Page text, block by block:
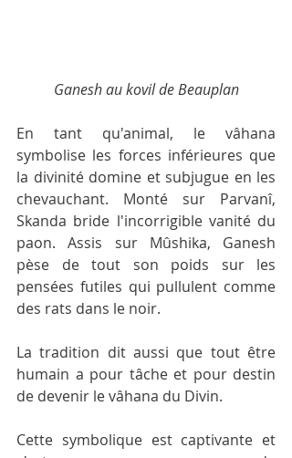
Ganesh au kovil de Beauplan
En tant qu'animal, le vâhana
symbolise les forces inférieures que
la divinité domine et subjugue en les
chevauchant. Monté sur Parvanî,
Skanda bride l'incorrigible vanité du
paon. Assis sur Mûshika, Ganesh
pèse de tout son poids sur les
pensées futiles qui pullulent comme
des rats dans le noir.
La tradition dit aussi que tout être
humain a pour tâche et pour destin
de devenir le vâhana du Divin.
Cette symbolique est captivante et